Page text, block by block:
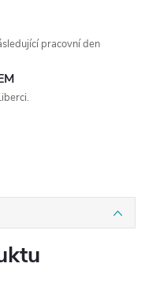
pracovní den